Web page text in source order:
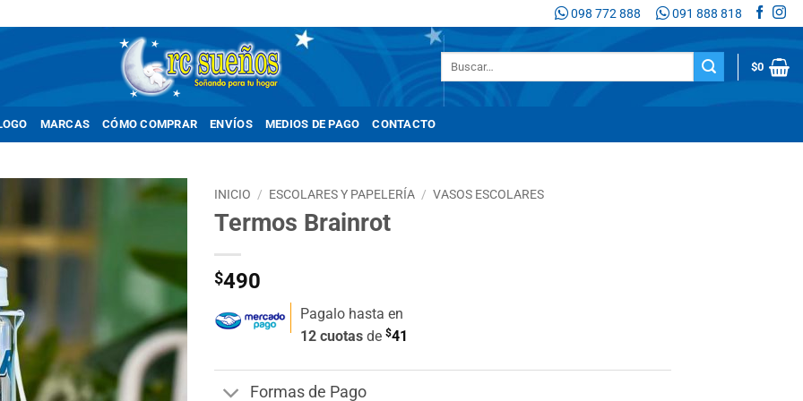
098 772 888 091 888 818
$0
MARCAS CÓMO COMPRAR ENVÍOS MEDIOS DE PAGO CONTACTO
a la
lista de
deseos
INICIO / ESCOLARES Y PAPELERÍA / VASOS ESCOLARES
Termos Brainrot
$490
Pagalo hasta en
12 cuotas de $41
Formas de Pago